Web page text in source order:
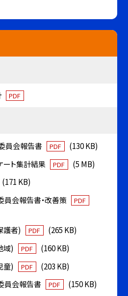
PDF
員会報告書 PDF
(130 KB)
ート集計結果
PDF
(5 MB)
(171 KB)
会報告書・改善策
PDF
護者)
PDF
(265 KB)
域)
PDF
(160 KB)
童)
PDF
(203 KB)
員会報告書
PDF
(150 KB)